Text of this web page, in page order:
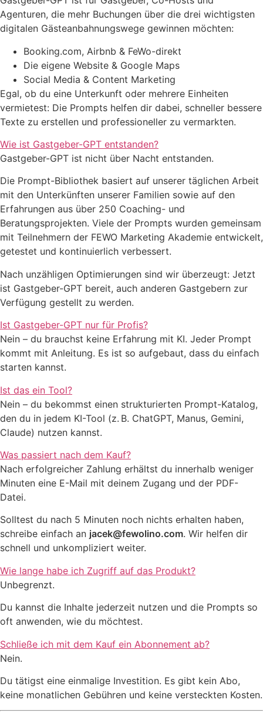
Agenturen, die mehr Buchungen über die drei wichtigsten
digitalen Gästeanbahnungswege gewinnen möchten:
Booking.com, Airbnb & FeWo-direkt
Die eigene Website & Google Maps
Social Media & Content Marketing
Egal, ob du eine Unterkunft oder mehrere Einheiten
vermietest: Die Prompts helfen dir dabei, schneller bessere
Texte zu erstellen und professioneller zu vermarkten.
Wie ist Gastgeber-GPT entstanden?
Gastgeber-GPT ist nicht über Nacht entstanden.
Die Prompt-Bibliothek basiert auf unserer täglichen Arbeit
mit den Unterkünften unserer Familien sowie auf den
Erfahrungen aus über 250 Coaching- und
Beratungsprojekten. Viele der Prompts wurden gemeinsam
mit Teilnehmern der FEWO Marketing Akademie entwickelt,
getestet und kontinuierlich verbessert.
Nach unzähligen Optimierungen sind wir überzeugt: Jetzt
ist Gastgeber-GPT bereit, auch anderen Gastgebern zur
Verfügung gestellt zu werden.
Ist Gastgeber-GPT nur für Profis?
Nein – du brauchst keine Erfahrung mit KI. Jeder Prompt
kommt mit Anleitung. Es ist so aufgebaut, dass du einfach
starten kannst.
Ist das ein Tool?
Nein – du bekommst einen strukturierten Prompt-Katalog,
den du in jedem KI-Tool (z. B. ChatGPT, Manus, Gemini,
Claude) nutzen kannst.
Was passiert nach dem Kauf?
Nach erfolgreicher Zahlung erhältst du innerhalb weniger
Minuten eine E-Mail mit deinem Zugang und der PDF-
Datei.
Solltest du nach 5 Minuten noch nichts erhalten haben,
schreibe einfach an jacek@fewolino.com. Wir helfen dir
schnell und unkompliziert weiter.
Wie lange habe ich Zugriff auf das Produkt?
Unbegrenzt.
Du kannst die Inhalte jederzeit nutzen und die Prompts so
oft anwenden, wie du möchtest.
Schließe ich mit dem Kauf ein Abonnement ab?
Nein.
Du tätigst eine einmalige Investition. Es gibt kein Abo,
keine monatlichen Gebühren und keine versteckten Kosten.